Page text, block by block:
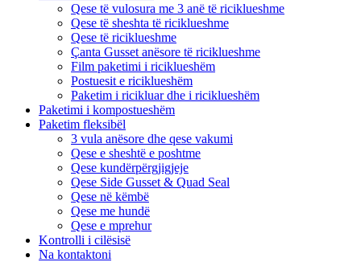
Qese të vulosura me 3 anë të riciklueshme
Qese të sheshta të riciklueshme
Qese të riciklueshme
Çanta Gusset anësore të riciklueshme
Film paketimi i riciklueshëm
Postuesit e riciklueshëm
Paketim i ricikluar dhe i riciklueshëm
Paketimi i kompostueshëm
Paketim fleksibël
3 vula anësore dhe qese vakumi
Qese e sheshtë e poshtme
Qese kundërpërgjigjeje
Qese Side Gusset & Quad Seal
Qese në këmbë
Qese me hundë
Qese e mprehur
Kontrolli i cilësisë
Na kontaktoni